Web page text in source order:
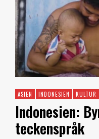
ASIEN INDONESIEN KULTUR
Indonesien:
teckenspråk